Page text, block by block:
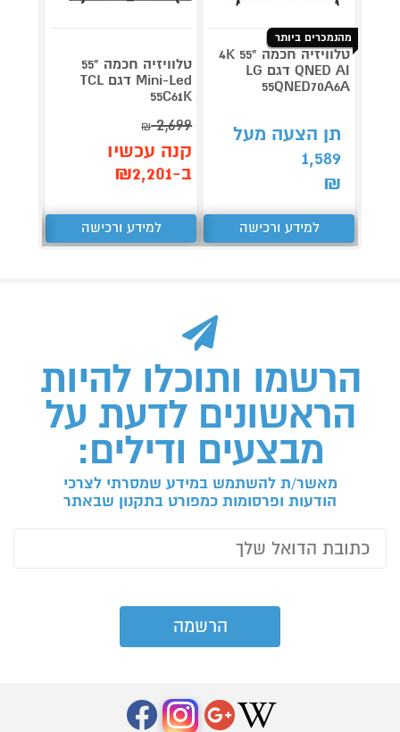
מהנמכרים ביותר
טלוויזיה חכמה "55 4K
QNED AI דגם LG
55QNED70A6A
תן הצעה מעל
1,589
₪
למידע ורכישה
טלוויזיה חכמה "55
Mini-Led דגם TCL
55C61K
2,699
₪
קנה עכשיו
ב-₪2,201
למידע ורכישה
הרשמו ותוכלו להיות
הראשונים לדעת על
מבצעים ודילים:
מאשר/ת להשתמש במידע שמסרתי לצרכי
הודעות ופרסומות כמפורט בתקנון שבאתר